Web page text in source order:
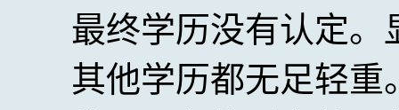
最终学历没有认定。
其他学历都无足轻重